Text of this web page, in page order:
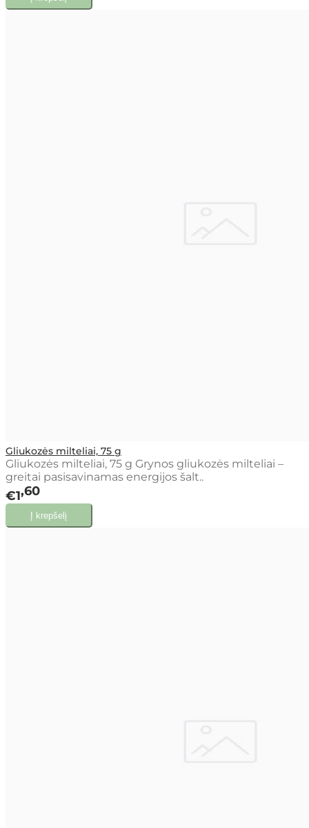
Gliukozės milteliai, 75 g
Gliukozės milteliai, 75 g Grynos gliukozės milteliai –
greitai pasisavinamas energijos šalt..
€1 60